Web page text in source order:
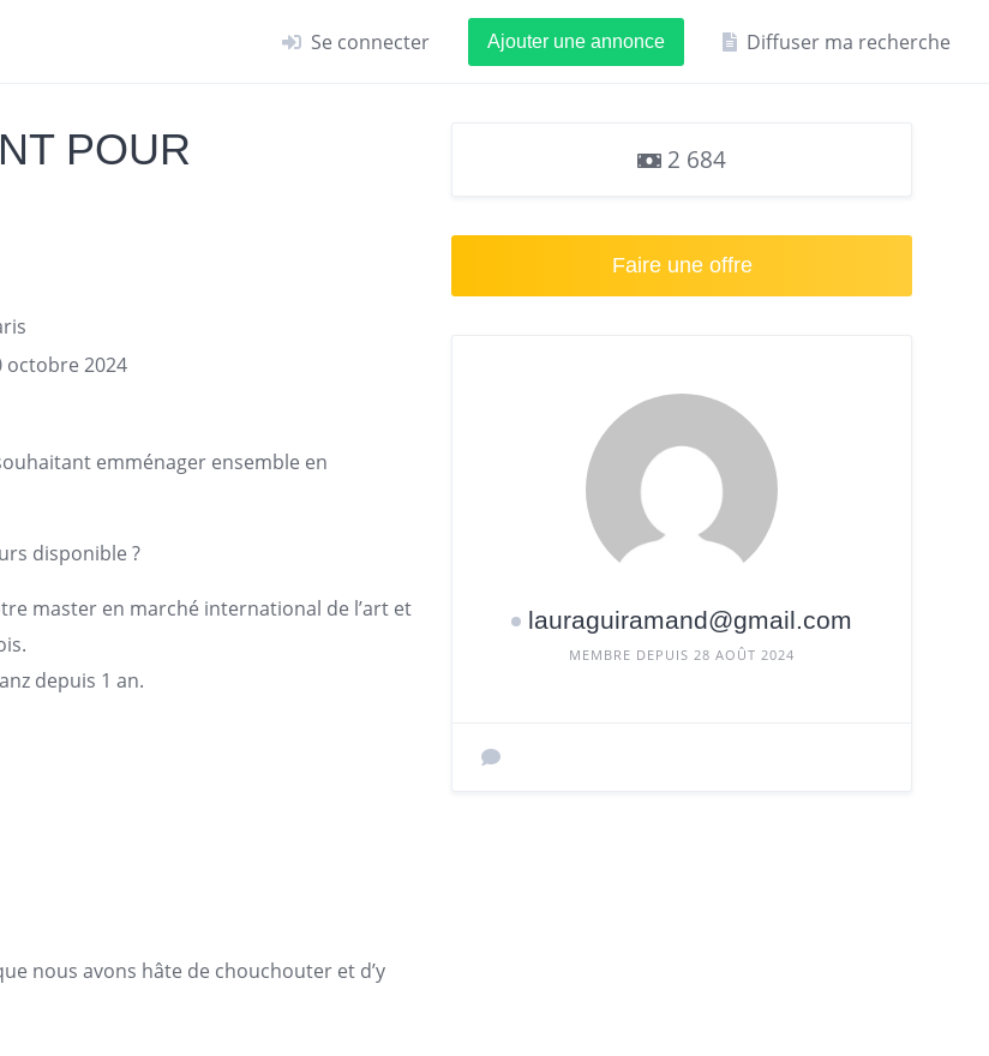
Se connecter Ajouter une annonce Diffuser ma recherche
POUR
octobre 2024
emménager ensemble en
disponible ?
master en marché international de l’art et
depuis 1 an.
nous avons hâte de chouchouter et d’y
2 684
Faire une offre
lauraguiramand@gmail.com
MEMBRE DEPUIS 28 AOÛT 2024